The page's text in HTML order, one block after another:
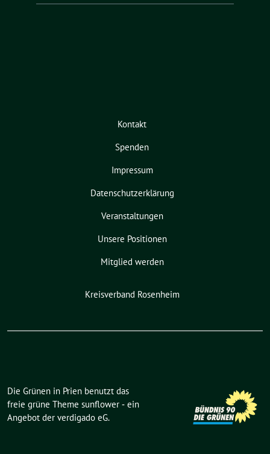
Kontakt
Spenden
Impressum
Datenschutzerklärung
Veranstaltungen
Unsere Positionen
Mitglied werden
Kreisverband Rosenheim
Die Grünen in Prien benutzt das
freie grüne Theme sunflower ‐ ein
Angebot der verdigado eG.